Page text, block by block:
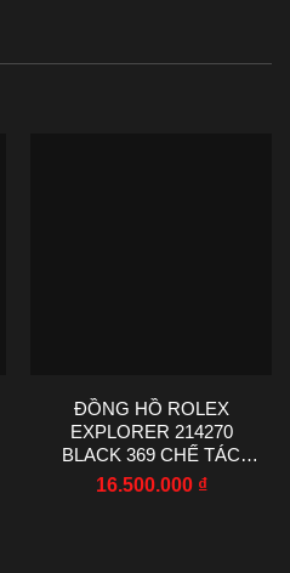
ĐỒNG HỒ ROLEX
EXPLORER 214270
BLACK 369 CHẾ TÁC
NHÀ MÁY VS 36MM
16.500.000 ₫